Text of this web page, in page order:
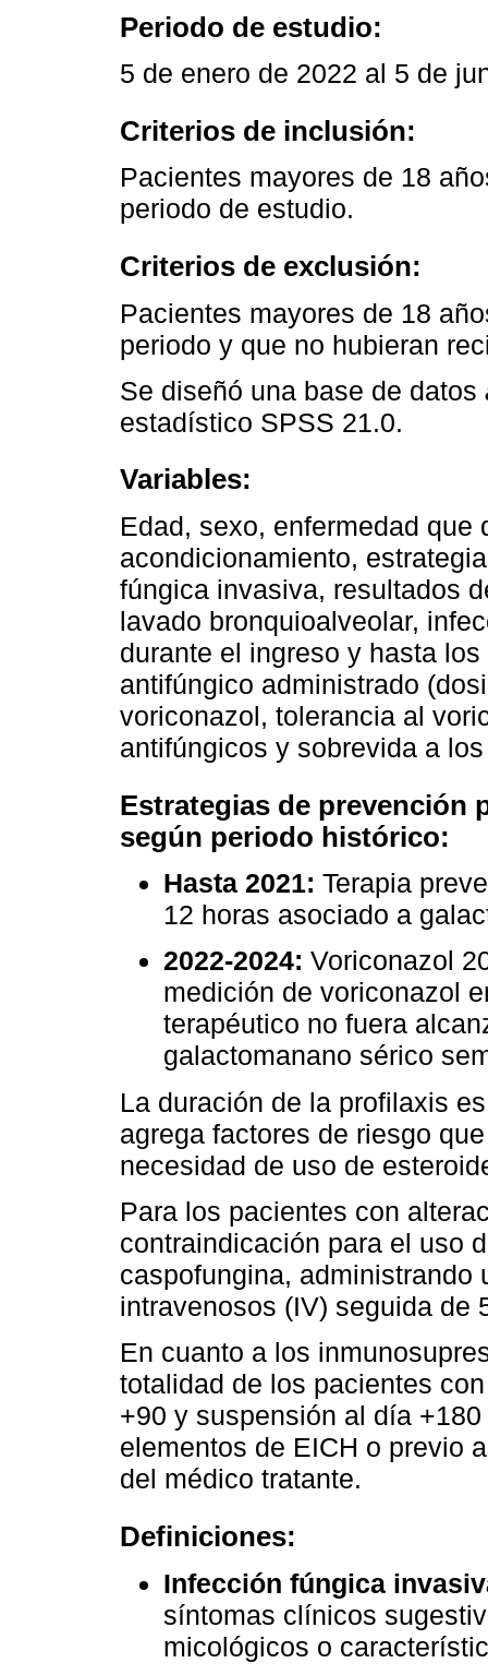
Periodo de estudio:
5 de enero de 2022 al 5 de
Criterios de inclusión:
Pacientes mayores de 18
periodo de estudio.
Criterios de exclusión:
Pacientes mayores de 18
periodo y que no hubieran
Se diseñó una base de datos
estadístico SPSS 21.0.
Variables:
Edad, sexo, enfermedad
acondicionamiento,
fúngica invasiva, resultados
lavado bronquioalveolar,
durante el ingreso y hasta
antifúngico administrado
voriconazol, tolerancia al
antifúngicos y sobrevida a
Estrategias de prevención
según periodo histórico:
Hasta 2021: Terapia
12 horas asociado a
2022-2024: Voriconazol
medición de voriconazol
terapéutico no fuera
galactomanano sérico
La duración de la profilaxis
agrega factores de riesgo
necesidad de uso de
Para los pacientes con
contraindicación para el uso
caspofungina, administrando
intravenosos (IV) seguida de
En cuanto a los
totalidad de los pacientes
+90 y suspensión al día
elementos de EICH o previo
del médico tratante.
Definiciones:
Infección fúngica
síntomas clínicos
micológicos o